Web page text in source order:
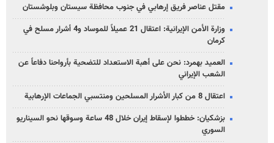
مقتل عناصر فريق إرهابي في جنوب محافظة سيستان وبلوشستان
وزارة الأمن الإيرانية: اعتقال 21 عميلاً للموساد و4 أشرار مسلح في
كرمان
العميد بهمرد: نحن على أهبة الاستعداد للتضحية بأرواحنا دفاعاً عن
الشعب الإيراني
اعتقال 8 من كبار الأشرار المسلحين ومنتسبي الجماعات الإرهابية
بزشكيان: خططوا لإسقاط إيران خلال 48 ساعة وسوقها نحو السيناريو
السوري